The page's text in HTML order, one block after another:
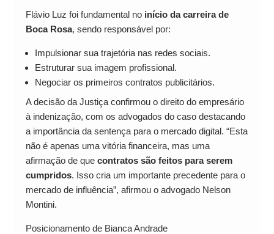
Flávio Luz foi fundamental no início da carreira de
Boca Rosa, sendo responsável por:
Impulsionar sua trajetória nas redes sociais.
Estruturar sua imagem profissional.
Negociar os primeiros contratos publicitários.
A decisão da Justiça confirmou o direito do empresário
à indenização, com os advogados do caso destacando
a importância da sentença para o mercado digital. “Esta
não é apenas uma vitória financeira, mas uma
afirmação de que contratos são feitos para serem
cumpridos. Isso cria um importante precedente para o
mercado de influência”, afirmou o advogado Nelson
Montini.
Posicionamento de Bianca Andrade